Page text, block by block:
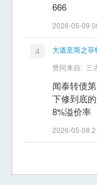
666
2026-05-09
4
大道至简之菲
赞同来自: 三
闻泰转债
下修到底
8%溢价率
2026-05-08